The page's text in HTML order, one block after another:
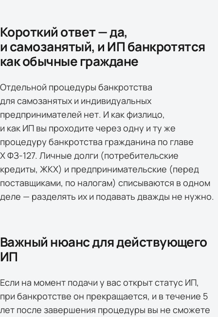
Короткий ответ — да,
и самозанятый, и ИП банкротятся
как обычные граждане
Отдельной процедуры банкротства
для самозанятых и индивидуальных
предпринимателей нет. И как физлицо,
и как ИП вы проходите через одну и ту же
процедуру банкротства гражданина по главе
X ФЗ-127. Личные долги (потребительские
кредиты, ЖКХ) и предпринимательские (перед
поставщиками, по налогам) списываются в одном
деле — разделять их и подавать дважды не нужно.
Важный нюанс для действующего
ИП
Если на момент подачи у вас открыт статус ИП,
при банкротстве он прекращается, и в течение 5
лет после завершения процедуры вы не сможете